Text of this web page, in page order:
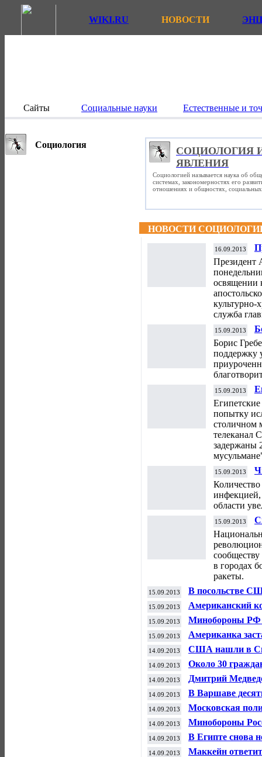
WIKI.RU НОВОСТИ
Сайты Социальные науки Естественные и
Социология
СОЦИОЛОГИЯ
ЯВЛЕНИЯ
Социологией называется наука об
системах, закономерностях его
отношениях и общностях,
НОВОСТИ
16.09.2013
Президент
освящении
культурно-
служба
15.09.2013
Борис
поддержку
15.09.2013
в
попытку
столичном
телеканал
задержаны
15.09.2013
инфекцией,
области
15.09.2013
в городах
ракеты.
15.09.2013
В посольстве
коллаж
15.09.2013
Американский
молодым
15.09.2013
Минобороны РФ
земли» Арктики
15.09.2013
Американка
фамилию из 35
14.09.2013
США нашли в
химоружия
14.09.2013
Около 30
попытку
14.09.2013 Дмитрий
14.09.2013
В Варшаве
протестной
14.09.2013
Московская
14.09.2013
Минобороны
военное
14.09.2013 В Египте снова
14.09.2013 Маккейн